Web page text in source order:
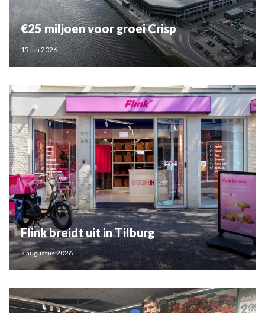
€25 miljoen voor groei Crisp
15 juli 2026
Flink breidt uit in Tilburg
7 augustus 2026